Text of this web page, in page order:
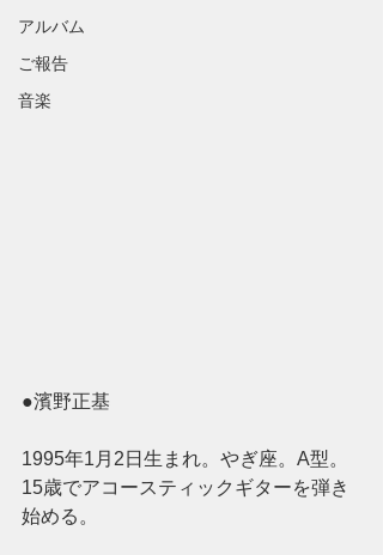
アルバム
ご報告
音楽
●濱野正基
1995年1月2日生まれ。やぎ座。A型。
15歳でアコースティックギターを弾き
始める。